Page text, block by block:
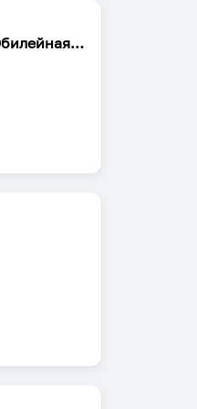
Апартаменты Фаворит на улице Юбилейная 69А